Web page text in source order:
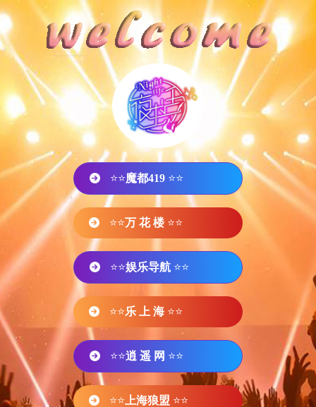
⭐⭐魔都419 ⭐⭐
⭐⭐万 花 楼 ⭐⭐
⭐⭐娱乐导航 ⭐⭐
⭐⭐乐 上 海 ⭐⭐
⭐⭐逍 遥 网 ⭐⭐
⭐⭐ 上海狼盟 ⭐⭐